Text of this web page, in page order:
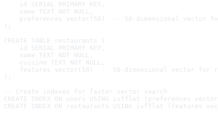
    id SERIAL PRIMARY KEY,
    name TEXT NOT NULL,
preferences vector(50)  -- 50-dimensional vector
);
CREATE TABLE restaurants (
    id SERIAL PRIMARY KEY,
    name TEXT NOT NULL,
    cuisine TEXT NOT NULL,
features vector(50)  -- 50-dimensional vector for
);
-- Create indexes for faster vector search
CREATE INDEX ON users USING ivfflat (preferences
CREATE INDEX ON restaurants USING ivfflat (features